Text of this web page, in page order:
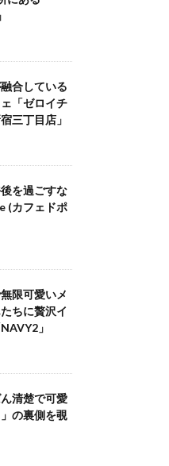
合している
「ゼロイチ
三丁目店」
を過ごすな
(カフェドポ
限可愛いメ
ちに贅沢イ
」
清楚で可愛
の裏側を覗